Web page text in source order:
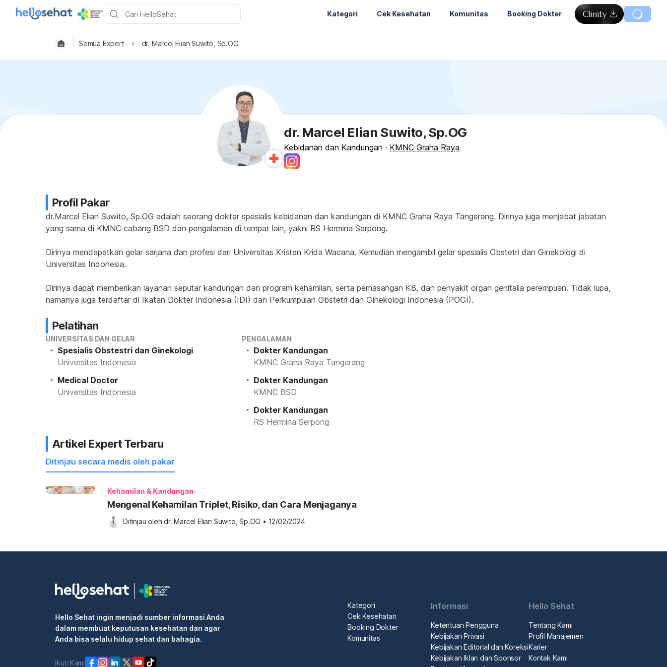
Kategori Cek Kesehatan Komunitas Booking Dokter
Semua Expert dr. Marcel Elian Suwito, Sp.OG
dr. Marcel Elian Suwito, Sp.OG
Kebidanan dan Kandungan · KMNC Graha Raya
Profil Pakar
dr.Marcel Elian Suwito, Sp.OG adalah seorang dokter spesialis kebidanan dan kandungan di KMNC Graha Raya Tangerang. Dirinya juga menjabat jabatan
yang sama di KMNC cabang BSD dan pengalaman di tempat lain, yakni RS Hermina Serpong.
Dirinya mendapatkan gelar sarjana dan profesi dari Universitas Kristen Krida Wacana. Kemudian mengambil gelar spesialis Obstetri dan Ginekologi di
Universitas Indonesia.
Dirinya dapat memberikan layanan seputar kandungan dan program kehamilan, serta pemasangan KB, dan penyakit organ genitalia perempuan. Tidak lupa,
namanya juga terdaftar di Ikatan Dokter Indonesia (IDI) dan Perkumpulan Obstetri dan Ginekologi Indonesia (POGI).
Pelatihan
UNIVERSITAS DAN GELAR
Spesialis Obstestri dan Ginekologi
Universitas Indonesia
Medical Doctor
Universitas Indonesia
PENGALAMAN
Dokter Kandungan
KMNC Graha Raya Tangerang
Dokter Kandungan
KMNC BSD
Dokter Kandungan
RS Hermina Serpong
Artikel Expert Terbaru
Ditinjau secara medis oleh pakar
Kehamilan & Kandungan
Mengenal Kehamilan Triplet, Risiko, dan Cara Menjaganya
Ditinjau oleh dr. Marcel Elian Suwito, Sp.OG • 12/02/2024
Hello Sehat ingin menjadi sumber informasi Anda
dalam membuat keputusan kesehatan dan agar
Anda bisa selalu hidup sehat dan bahagia.
Ikuti Kami
Kategori
Cek Kesehatan
Booking Dokter
Komunitas
Informasi
Ketentuan Pengguna
Kebijakan Privasi
Kebijakan Editorial dan Koreksi
Kebijakan Iklan dan Sponsor
Hello Sehat
Tentang Kami
Profil Manajemen
Karier
Kontak Kami